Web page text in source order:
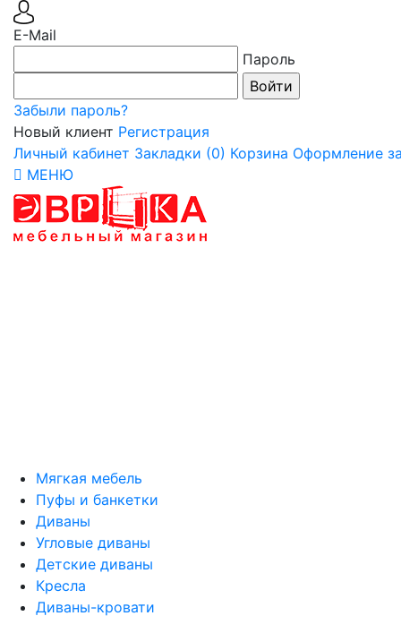
E-Mail
Пароль
Забыли пароль?
Новый клиент Регистрация
Личный кабинет Закладки (0) Корзина Оформление
МЕНЮ
Мягкая мебель
Пуфы и банкетки
Диваны
Угловые диваны
Детские диваны
Кресла
Диваны-кровати